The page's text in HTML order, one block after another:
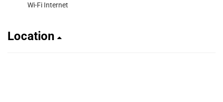
Wi-Fi Internet
Location